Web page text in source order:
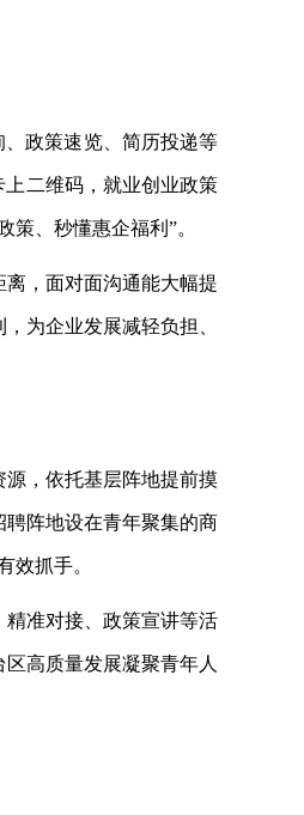
、政策速览、简历投递等
二维码，就业创业政策
、秒懂惠企福利”。
，面对面沟通能大幅提
为企业发展减轻负担、
，依托基层阵地提前摸
阵地设在青年聚集的商
效抓手。
准对接、政策宣讲等活
高质量发展凝聚青年人